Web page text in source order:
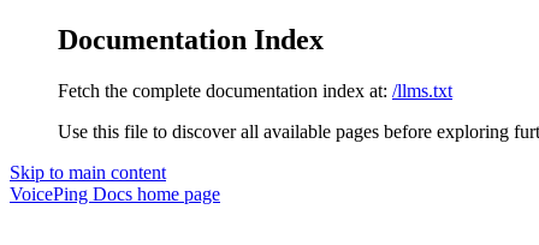
Documentation Index
Fetch the complete documentation index at: /llms.txt
Use this file to discover all available pages before exploring
Skip to main content
VoicePing Docs home page